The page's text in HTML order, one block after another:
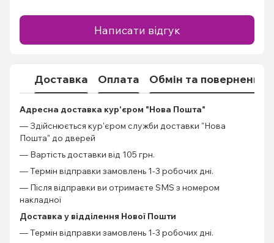
Написати відгук
Доставка Оплата Обмін та повернення
Адресна доставка кур'єром "Нова Пошта"
— Здійснюється кур'єром служби доставки "Нова
Пошта" до дверей
— Вартість доставки від 105 грн.
— Термін відправки замовлень 1-3 робочих дні.
— Після відправки ви отримаєте SMS з номером
накладної
Доставка у відділення Нової Пошти
— Термін відправки замовлень 1-3 робочих дні.